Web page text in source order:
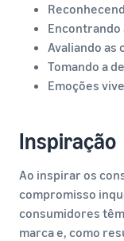
Avaliando as
Tomando a
Emoções
Inspiração
Ao inspirar os
compromisso
consumidores
marca e, como